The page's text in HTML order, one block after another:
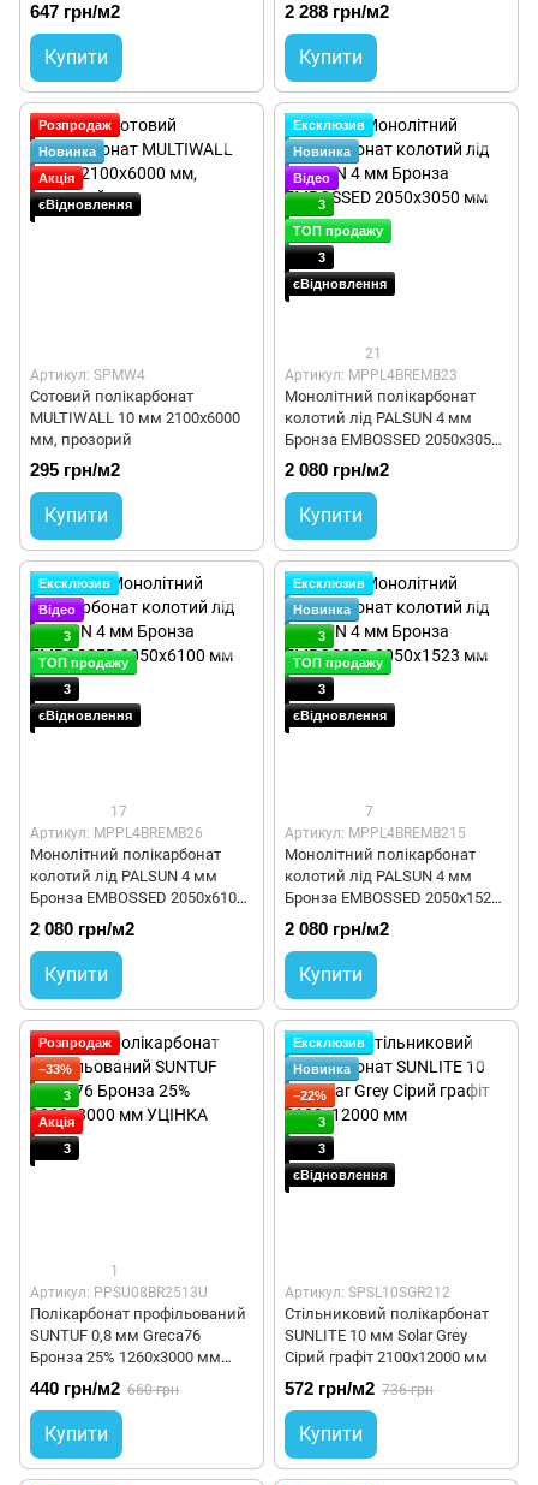
647 грн/м2
Купити
2 288 грн/м2
Купити
Розпродаж
Новинка
Акція
єВідновлення
Артикул: SPMW4
Сотовий полікарбонат
MULTIWALL 10 мм 2100х6000
мм, прозорий
295 грн/м2
Купити
Ексклюзив
Новинка
Відео
3
ТОП продажу
3
єВідновлення
21
Артикул: MPPL4BREMB23
Монолітний полікарбонат
колотий лід PALSUN 4 мм
Бронза EMBOSSED 2050x3050
мм
2 080 грн/м2
Купити
Ексклюзив
Відео
3
ТОП продажу
3
єВідновлення
17
Артикул: MPPL4BREMB26
Монолітний полікарбонат
колотий лід PALSUN 4 мм
Бронза EMBOSSED 2050x6100
мм
2 080 грн/м2
Купити
Ексклюзив
Новинка
3
ТОП продажу
3
єВідновлення
7
Артикул: MPPL4BREMB215
Монолітний полікарбонат
колотий лід PALSUN 4 мм
Бронза EMBOSSED 2050x1523
мм
2 080 грн/м2
Купити
Розпродаж
−33%
3
Акція
3
1
Артикул: PPSU08BR2513U
Полікарбонат профільований
SUNTUF 0,8 мм Greca76
Бронза 25% 1260x3000 мм
УЦІНКА
440 грн/м2 660 грн
Купити
Ексклюзив
Новинка
−22%
3
3
єВідновлення
Артикул: SPSL10SGR212
Cтільниковий полікарбонат
SUNLITE 10 мм Solar Grey
Сірий графіт 2100x12000 мм
572 грн/м2 736 грн
Купити